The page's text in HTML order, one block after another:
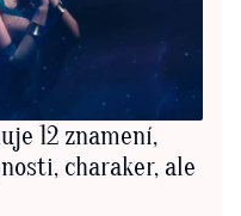
12 znamení,
charaker, ale